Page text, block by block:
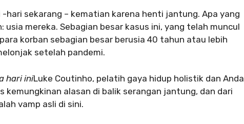
sekarang – kematian karena henti jantung. Apa yang
mereka. Sebagian besar kasus ini, yang telah muncul
korban sebagian besar berusia 40 tahun atau lebih
setelah pandemi.
hari iniLuke Coutinho, pelatih gaya hidup holistik dan Anda
kemungkinan alasan di balik serangan jantung, dan dari
vamp asli di sini.